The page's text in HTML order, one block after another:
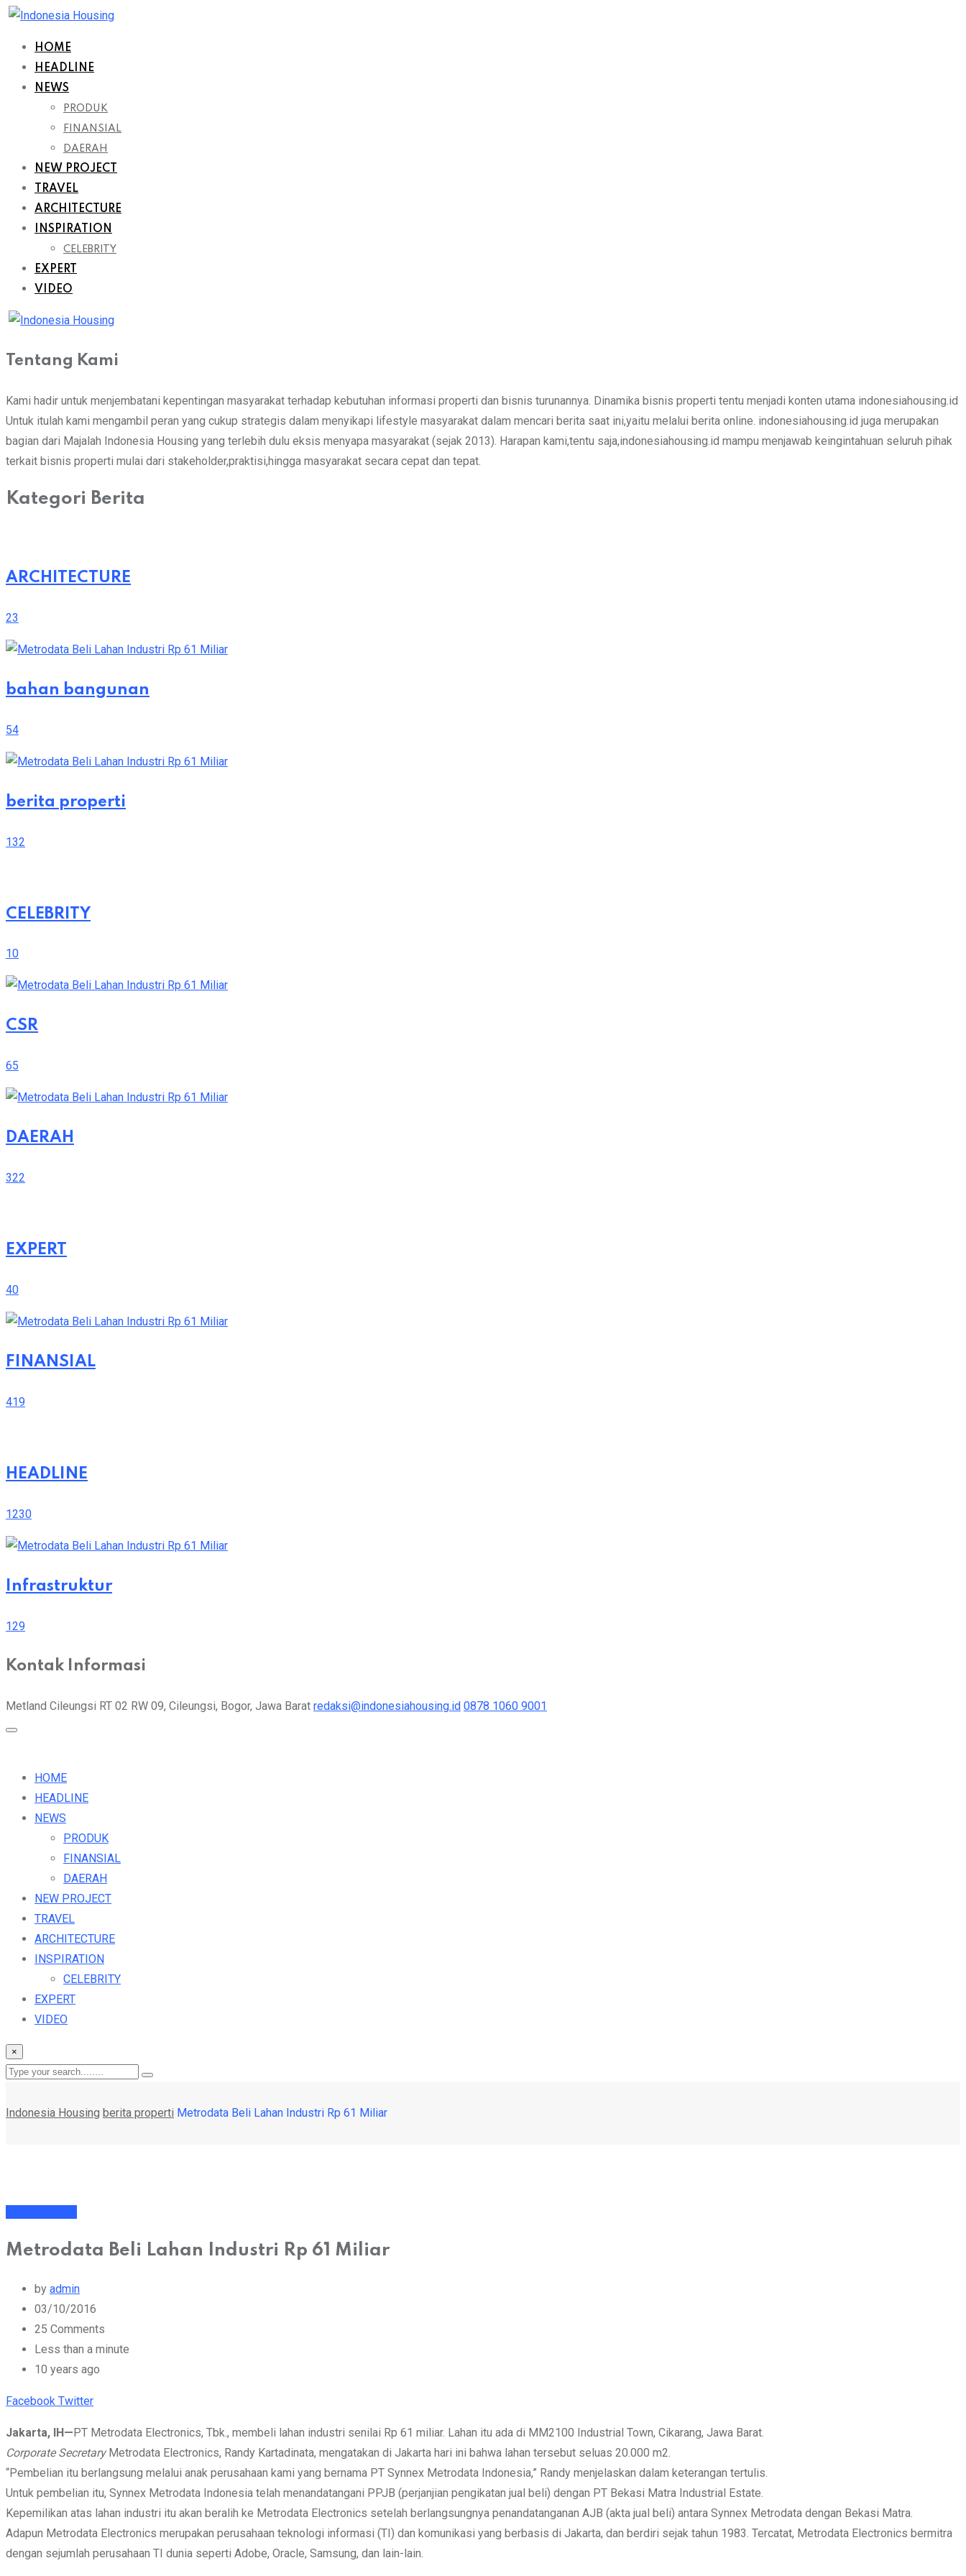
Skip
contentHOME
HEADLINE
NEWS
PRODUK
FINANSIAL
DAERAH
NEW PROJECT
TRAVEL
ARCHITECTURE
INSPIRATION
CELEBRITY
EXPERT
VIDEO
Tentang Kami
Kami hadir untuk menjembatani kepentingan masyarakat terhadap kebutuhan informasi properti dan bisnis turunannya. Dinamika bisnis properti tentu menjadi konten utama indonesiahousing.id
Untuk itulah kami mengambil peran yang cukup strategis dalam menyikapi lifestyle masyarakat dalam mencari berita saat ini,yaitu melalui berita online. indonesiahousing.id juga merupakan
bagian dari Majalah Indonesia Housing yang terlebih dulu eksis menyapa masyarakat (sejak 2013). Harapan kami,tentu saja,indonesiahousing.id mampu menjawab keingintahuan seluruh pihak
terkait bisnis properti mulai dari stakeholder,praktisi,hingga masyarakat secara cepat dan tepat.
Kategori Berita
ARCHITECTURE
23
bahan bangunan
54
berita properti
132
CELEBRITY
10
CSR
65
DAERAH
322
EXPERT
40
FINANSIAL
419
HEADLINE
1230
Infrastruktur
129
Kontak Informasi
Metland Cileungsi RT 02 RW 09, Cileungsi, Bogor, Jawa Barat redaksi@indonesiahousing.id 0878 1060 9001
HOME
HEADLINE
NEWS
PRODUK
FINANSIAL
DAERAH
NEW PROJECT
TRAVEL
ARCHITECTURE
INSPIRATION
CELEBRITY
EXPERT
VIDEO
×
Indonesia Housing berita properti Metrodata Beli Lahan Industri Rp 61 Miliar
Metrodata Beli Lahan Industri Rp 61 Miliar
by admin
03/10/2016
25 Comments
Less than a minute
10 years ago
Facebook TwitterYoutube
Whatsapp
Cloud
StumbleUpon
Print
Share
Email
Jakarta, IH—PT Metrodata Electronics, Tbk., membeli lahan industri senilai Rp 61 miliar. Lahan itu ada di MM2100 Industrial Town, Cikarang, Jawa Barat.
Corporate SecretaryMetrodata Electronics, Randy Kartadinata, mengatakan di Jakarta hari ini bahwa lahan tersebut seluas 20.000 m2.
“Pembelian itu berlangsung melalui anak perusahaan kami yang bernama PT Synnex Metrodata Indonesia,” Randy menjelaskan dalam keterangan tertulis.
Untuk pembelian itu, Synnex Metrodata Indonesia telah menandatangani PPJB (perjanjian pengikatan jual beli) dengan PT Bekasi Matra Industrial Estate.
Kepemilikan atas lahan industri itu akan beralih ke Metrodata Electronics setelah berlangsungnya penandatanganan AJB (akta jual beli) antara Synnex Metrodata dengan Bekasi Matra.
Adapun Metrodata Electronics merupakan perusahaan teknologi informasi (TI) dan komunikasi yang berbasis di Jakarta, dan berdiri sejak tahun 1983. Tercatat, Metrodata Electronics bermitra
dengan sejumlah perusahaan TI dunia seperti Adobe, Oracle, Samsung, dan lain-lain.